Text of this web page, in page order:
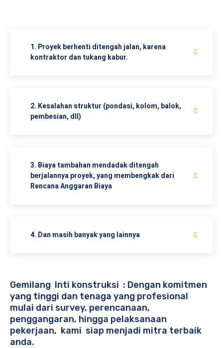
1. Proyek berhenti ditengah jalan, karena
kontraktor dan tukang kabur.
2. Kesalahan struktur (pondasi, kolom, balok,
pembesian, dll)
3. Biaya tambahan mendadak ditengah
berjalannya proyek, yang membengkak dari
Rencana Anggaran Biaya
4. Dan masih banyak yang lainnya
Gemilang Inti konstruksi : Dengan komitmen
yang tinggi dan tenaga yang profesional
mulai dari survey, perencanaan,
penggangaran, hingga pelaksanaan
pekerjaan, kami siap menjadi mitra terbaik
anda.